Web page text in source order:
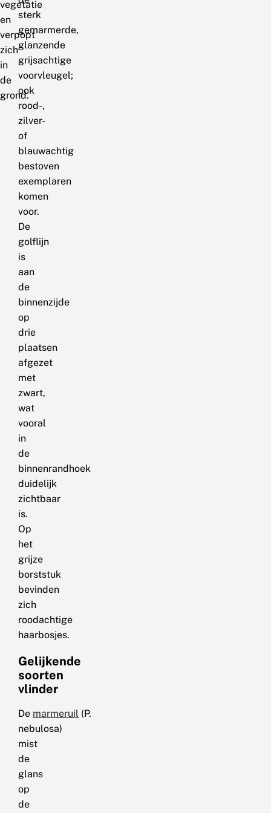
vegetatie
en
verpopt
zich
in
de
grond.
sterk
gemarmerde,
glanzende
grijsachtige
voorvleugel;
ook
rood-,
zilver-
of
blauwachtig
bestoven
exemplaren
komen
voor.
De
golflijn
is
aan
de
binnenzijde
op
drie
plaatsen
afgezet
met
zwart,
wat
vooral
in
de
binnenrandhoek
duidelijk
zichtbaar
is.
Op
het
grijze
borststuk
bevinden
zich
roodachtige
haarbosjes.
Gelijkende
soorten
vlinder
De marmeruil (P.
nebulosa)
mist
de
glans
op
de